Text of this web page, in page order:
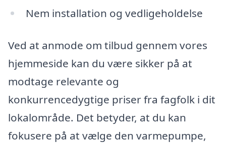
Nem installation og vedligeholdelse
Ved at anmode om tilbud gennem vores
hjemmeside kan du være sikker på at
modtage relevante og
konkurrencedygtige priser fra fagfolk i dit
lokalområde. Det betyder, at du kan
fokusere på at vælge den varmepumpe,